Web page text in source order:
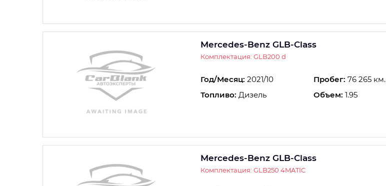
Mercedes-Benz GLB-Class
Комплектация: GLB200 d
Год/Месяц: 2021/10 Пробег: 76 265 км.
Топливо: Дизель Объем: 1.95
Mercedes-Benz GLB-Class
Комплектация: GLB250 4MATIC